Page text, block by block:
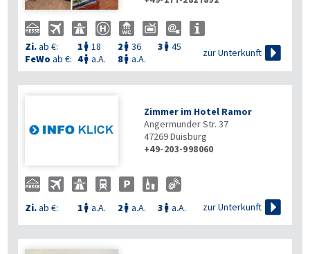
Zi.ab €: 1  18 2  36 3  45
FeWo ab €: 4 a.A. 8 a.A.
zur Unterkunft 
Zimmer im Hotel Ramor
Angermunder Str. 37
47269Duisburg
+49-203-998060
Zi.ab €: 1  a.A. 2  a.A. 3  a.A. zur Unterkunft 